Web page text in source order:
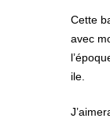
Cette
avec
ile.